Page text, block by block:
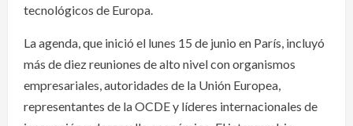
tecnológicos de Europa.
La agenda, que inició el lunes 15 de junio en París, incluyó
más de diez reuniones de alto nivel con organismos
empresariales, autoridades de la Unión Europea,
representantes de la OCDE y líderes internacionales de